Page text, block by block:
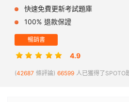
快速免費更新考試題庫
100% 退款保證
暢銷書
4.9
(42687 條評論) 66599 人已獲得了SPOTO